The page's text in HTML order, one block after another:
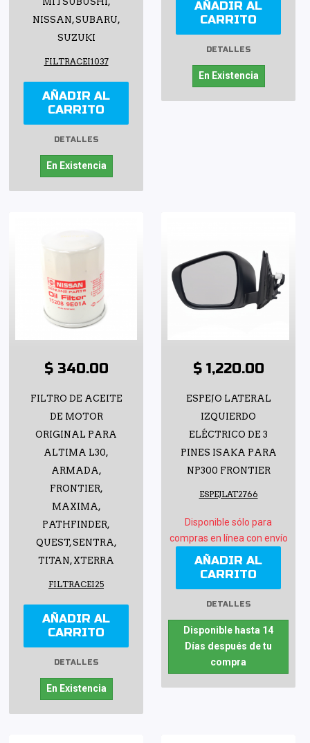
NISSAN, SUBARU,
SUZUKI
FILTRACEI1037
AÑADIR AL
CARRITO
DETALLES
En Existencia
AÑADIR AL
CARRITO
DETALLES
En Existencia
$ 340.00
FILTRO DE ACEITE
DE MOTOR
ORIGINAL PARA
ALTIMA L30,
ARMADA,
FRONTIER,
MAXIMA,
PATHFINDER,
QUEST, SENTRA,
TITAN, XTERRA
FILTRACEI25
AÑADIR AL
CARRITO
DETALLES
En Existencia
$ 1,220.00
ESPEJO LATERAL
IZQUIERDO
ELÉCTRICO DE 3
PINES ISAKA PARA
NP300 FRONTIER
ESPEJLAT2766
Disponible sólo para
compras en línea con envío
AÑADIR AL
CARRITO
DETALLES
Disponible hasta 14
Días después de tu
compra